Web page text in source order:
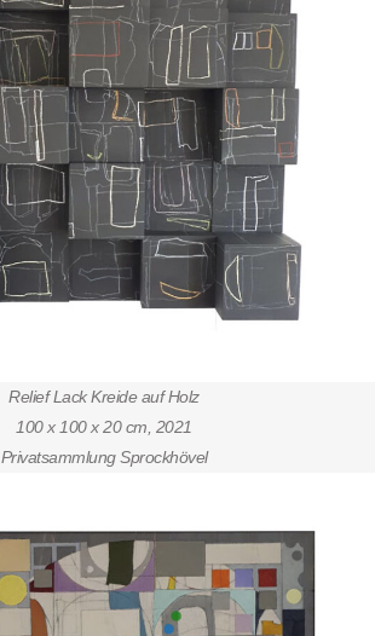
Relief Lack Kreide auf Holz
100 x 100 x 20 cm, 2021
Privatsammlung Sprockhövel